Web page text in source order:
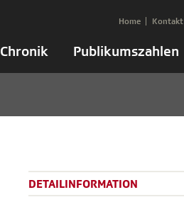
Chronik Publikumszahlen
Home Kontakt
DETAILINFORMATION